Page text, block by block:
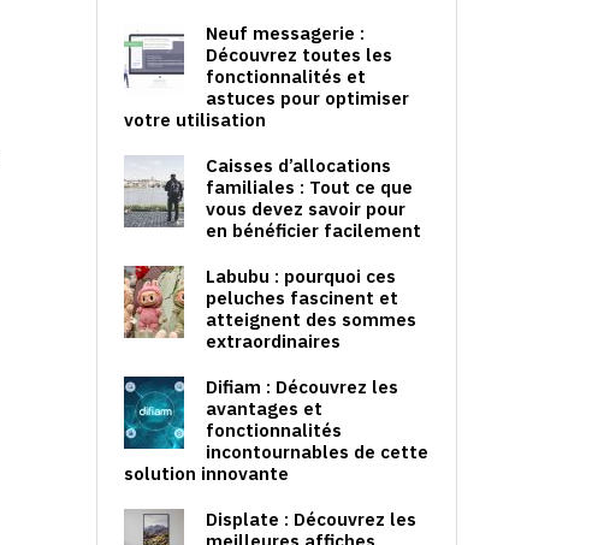
Neuf messagerie :
Découvrez toutes les
fonctionnalités et
astuces pour optimiser
votre utilisation
Caisses d’allocations
familiales : Tout ce que
vous devez savoir pour
en bénéficier facilement
Labubu : pourquoi ces
peluches fascinent et
atteignent des sommes
extraordinaires
Difiam : Découvrez les
avantages et
fonctionnalités
incontournables de cette
solution innovante
Displate : Découvrez les